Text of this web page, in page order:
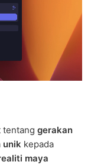
tentang gerakan
unik kepada
maya